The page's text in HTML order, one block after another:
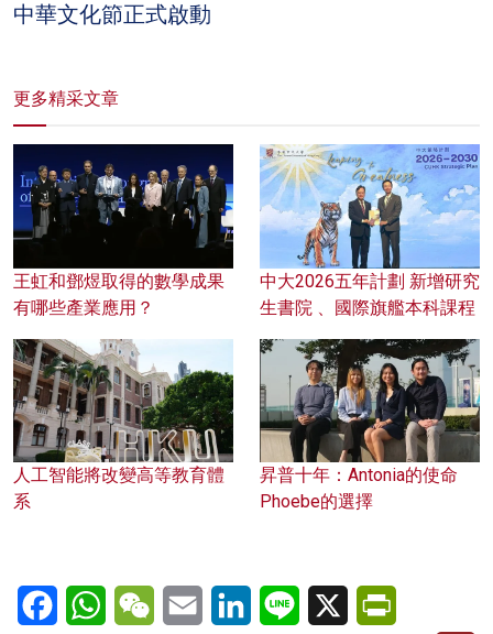
中華文化節正式啟動
更多精采文章
王虹和鄧煜取得的數學成果
有哪些產業應用？
中大2026五年計劃 新增研究
生書院 、國際旗艦本科課程
人工智能將改變高等教育體
系
昇普十年：Antonia的使命
Phoebe的選擇
FacebookWhatsAppWeChatEmail LinkedInLine X